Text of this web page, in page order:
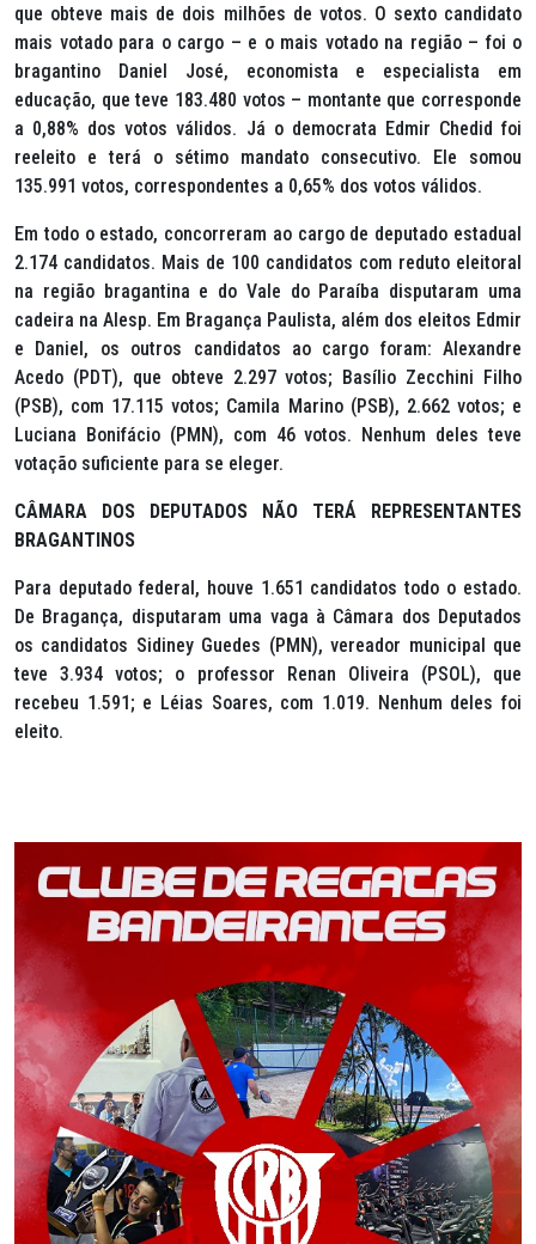
que obteve mais de dois milhões de votos. O sexto candidato
mais votado para o cargo – e o mais votado na região – foi o
bragantino Daniel José, economista e especialista em
educação, que teve 183.480 votos – montante que corresponde
a 0,88% dos votos válidos. Já o democrata Edmir Chedid foi
reeleito e terá o sétimo mandato consecutivo. Ele somou
135.991 votos, correspondentes a 0,65% dos votos válidos.
Em todo o estado, concorreram ao cargo de deputado estadual
2.174 candidatos. Mais de 100 candidatos com reduto eleitoral
na região bragantina e do Vale do Paraíba disputaram uma
cadeira na Alesp. Em Bragança Paulista, além dos eleitos Edmir
e Daniel, os outros candidatos ao cargo foram: Alexandre
Acedo (PDT), que obteve 2.297 votos; Basílio Zecchini Filho
(PSB), com 17.115 votos; Camila Marino (PSB), 2.662 votos; e
Luciana Bonifácio (PMN), com 46 votos. Nenhum deles teve
votação suficiente para se eleger.
CÂMARA DOS DEPUTADOS NÃO TERÁ REPRESENTANTES
BRAGANTINOS
Para deputado federal, houve 1.651 candidatos todo o estado.
De Bragança, disputaram uma vaga à Câmara dos Deputados
os candidatos Sidiney Guedes (PMN), vereador municipal que
teve 3.934 votos; o professor Renan Oliveira (PSOL), que
recebeu 1.591; e Léias Soares, com 1.019. Nenhum deles foi
eleito.